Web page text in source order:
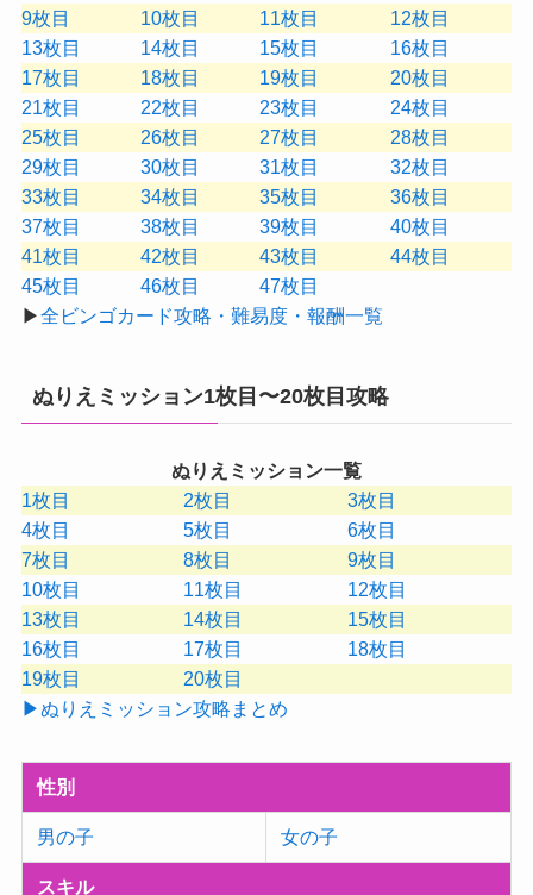
9枚目
10枚目 11枚目
12枚目
13枚目
14枚目 15枚目
16枚目
17枚目
18枚目 19枚目
20枚目
21枚目
22枚目 23枚目
24枚目
25枚目
26枚目 27枚目
28枚目
29枚目
30枚目 31枚目
32枚目
33枚目
34枚目 35枚目
36枚目
37枚目
38枚目 39枚目
40枚目
41枚目
42枚目 43枚目
44枚目
45枚目
46枚目
47枚目
▶全ビンゴカード攻略・難易度・報酬一覧
ぬりえミッション1枚目〜20枚目攻略
ぬりえミッション一覧
1枚目
2枚目
3枚目
4枚目
5枚目
6枚目
7枚目
8枚目
9枚目
10枚目
11枚目
12枚目
13枚目
14枚目
15枚目
16枚目
17枚目
18枚目
19枚目
20枚目
▶ぬりえミッション攻略まとめ
性別
男の子 女の子
スキル